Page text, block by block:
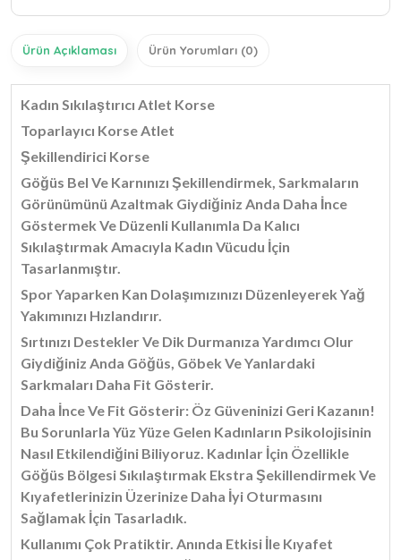
Ürün Açıklaması Ürün Yorumları (0)
Kadın Sıkılaştırıcı Atlet Korse
Toparlayıcı Korse Atlet
Şekillendirici Korse
Göğüs Bel Ve Karnınızı Şekillendirmek, Sarkmaların
Görünümünü Azaltmak Giydiğiniz Anda Daha İnce
Göstermek Ve Düzenli Kullanımla Da Kalıcı
Sıkılaştırmak Amacıyla Kadın Vücudu İçin
Tasarlanmıştır.
Spor Yaparken Kan Dolaşımızınızı Düzenleyerek Yağ
Yakımınızı Hızlandırır.
Sırtınızı Destekler Ve Dik Durmanıza Yardımcı Olur
Giydiğiniz Anda Göğüs, Göbek Ve Yanlardaki
Sarkmaları Daha Fit Gösterir.
Daha İnce Ve Fit Gösterir: Öz Güveninizi Geri Kazanın!
Bu Sorunlarla Yüz Yüze Gelen Kadınların Psikolojisinin
Nasıl Etkilendiğini Biliyoruz. Kadınlar İçin Özellikle
Göğüs Bölgesi Sıkılaştırmak Ekstra Şekillendirmek Ve
Kıyafetlerinizin Üzerinize Daha İyi Oturmasını
Sağlamak İçin Tasarladık.
Kullanımı Çok Pratiktir. Anında Etkisi İle Kıyafet